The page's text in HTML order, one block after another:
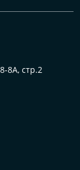
8А, стр.2